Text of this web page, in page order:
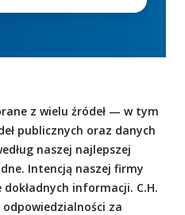
z wielu źródeł — w tym
publicznych oraz danych
naszej najlepszej
Intencją naszej firmy
informacji. C.H.
za